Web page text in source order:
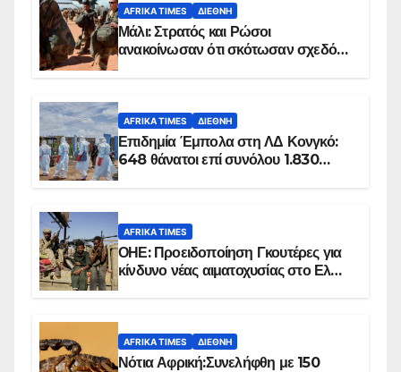
AFRIKA TIMES ΔΙΕΘΝΉ
Μάλι: Στρατός και Ρώσοι
ανακοίνωσαν ότι σκότωσαν σχεδόν
AFRIKA TIMES ΔΙΕΘΝΉ
Επιδημία Έμπολα στη ΛΔ Κονγκό:
648 θάνατοι επί συνόλου 1.830
AFRIKA TIMES
ΟΗΕ: Προειδοποίηση Γκουτέρες για
κίνδυνο νέας αιματοχυσίας στο Ελ
AFRIKA TIMES ΔΙΕΘΝΉ
Νότια Αφρική:Συνελήφθη με 150